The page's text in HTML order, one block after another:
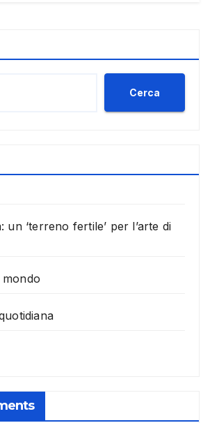
Cerca
un ‘terreno fertile’ per l’arte di